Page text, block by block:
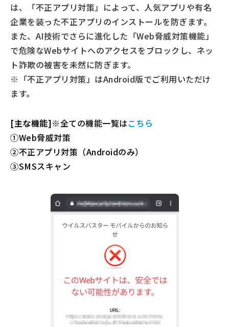
は、「不正アプリ対策」によって、人気アプリや有名
企業を装った不正アプリのインストールを防ぎます。
また、AI技術でさらに進化した「Web脅威対策機能」
で危険なWebサイトへのアクセスをブロックし、ネッ
ト詐欺の被害を未然に防ぎます。
※「不正アプリ対策」はAndroid版でご利用いただけ
ます。
[主な機能]※全ての機能一覧はこちら
①Web脅威対策
②不正アプリ対策（Androidのみ）
③SMSスキャン